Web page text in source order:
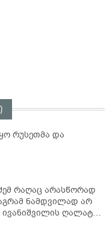
რუსეთმა და
რაღაც არასწორად
ნამდვილად არ
ღალატზე